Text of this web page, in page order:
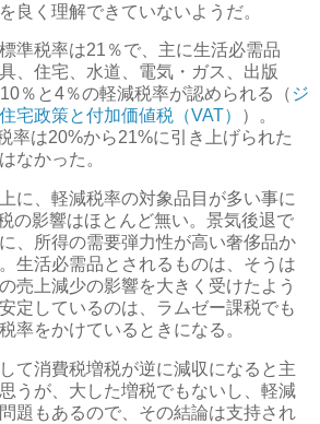
良く理解できていないようだ。
準税率は21％で、主に生活必需品
、住宅、水道、電気・ガス、出版
％と4％の軽減税率が認められる（ ジ
宅政策と付加価値税（VAT）
）。
率は20%から21%に引き上げられた
なかった。
に、軽減税率の対象品目が多い事に
の影響はほとんど無い。景気後退で
、所得の需要弾力性が高い奢侈品か
生活必需品とされるものは、そうは
売上減少の影響を大きく受けたよう
定しているのは、ラムゼー課税でも
率をかけているときになる。
て消費税増税が逆に減収になると主
うが、大した増税でもないし、軽減
題もあるので、その結論は支持され